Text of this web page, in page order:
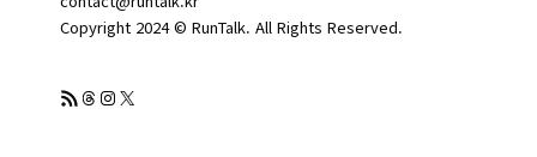
Copyright 2024 © RunTalk. All Rights Reserved.
RSS 피드Threads
Instagram
X